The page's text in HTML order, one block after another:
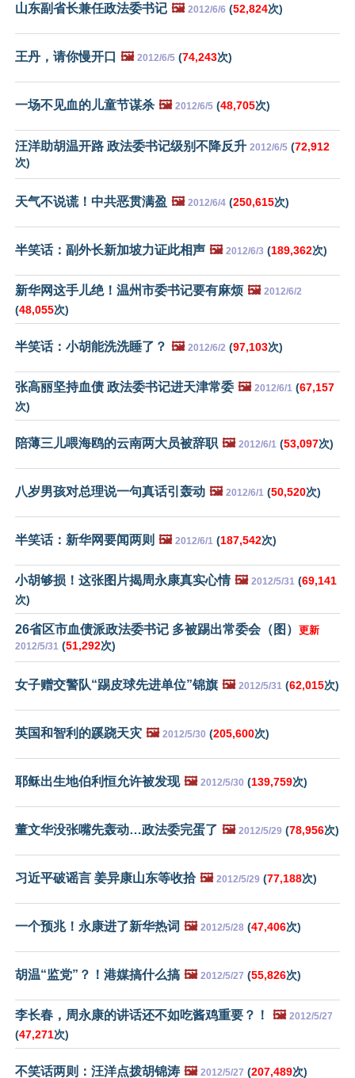
山东副省长兼任政法委书记 🖼️ 2012/6/6 (52,824次)
王丹，请你慢开口 🖼️ 2012/6/5 (74,243次)
一场不见血的儿童节谋杀 🖼️ 2012/6/5 (48,705次)
汪洋助胡温开路 政法委书记级别不降反升 2012/6/5 (72,912
次)
天气不说谎！中共恶贯满盈 🖼️ 2012/6/4 (250,615次)
半笑话：副外长新加坡力证此相声 🖼️ 2012/6/3 (189,362次)
新华网这手儿绝！温州市委书记要有麻烦 🖼️ 2012/6/2
(48,055次)
半笑话：小胡能洗洗睡了？ 🖼️ 2012/6/2 (97,103次)
张高丽坚持血债 政法委书记进天津常委 🖼️ 2012/6/1 (67,157
次)
陪薄三儿喂海鸥的云南两大员被辞职 🖼️ 2012/6/1 (53,097次)
八岁男孩对总理说一句真话引轰动 🖼️ 2012/6/1 (50,520次)
半笑话：新华网要闻两则 🖼️ 2012/6/1 (187,542次)
小胡够损！这张图片揭周永康真实心情 🖼️ 2012/5/31 (69,141
次)
26省区市血债派政法委书记 多被踢出常委会（图） 更新
2012/5/31 (51,292次)
女子赠交警队“踢皮球先进单位”锦旗 🖼️ 2012/5/31 (62,015次)
英国和智利的蹊跷天灾 🖼️ 2012/5/30 (205,600次)
耶稣出生地伯利恒允许被发现 🖼️ 2012/5/30 (139,759次)
董文华没张嘴先轰动…政法委完蛋了 🖼️ 2012/5/29 (78,956次)
习近平破谣言 姜异康山东等收拾 🖼️ 2012/5/29 (77,188次)
一个预兆！永康进了新华热词 🖼️ 2012/5/28 (47,406次)
胡温“监党”？！港媒搞什么搞 🖼️ 2012/5/27 (55,826次)
李长春，周永康的讲话还不如吃酱鸡重要？！ 🖼️ 2012/5/27
(47,271次)
不笑话两则：汪洋点拨胡锦涛 🖼️ 2012/5/27 (207,489次)